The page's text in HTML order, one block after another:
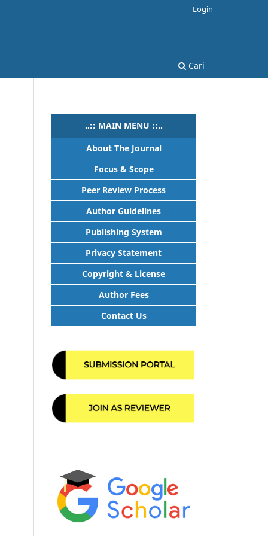
Cari
Login
..:: MAIN MENU ::..
About The Journal
Focus & Scope
Peer Review Process
Author Guidelines
Publishing System
Privacy Statement
Copyright & License
Author Fees
Contact Us